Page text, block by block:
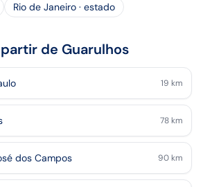
Rio de Janeiro · estado
de Guarulhos
19 km
78 km
dos Campos 90 km